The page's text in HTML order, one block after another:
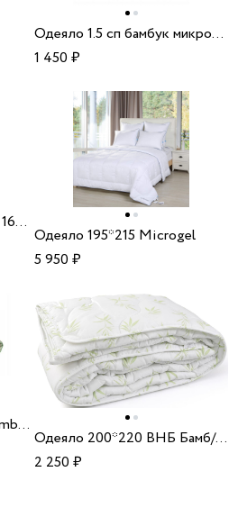
Одеяло 1.5 сп бамбук микрофибра
1 450₽
Одеяло 140*205 Веросса 165169 сатин бамбук
Одеяло 195*215 Microgel
5 950₽
Одеяло 140*205 Леди Bamboo сатин/бамбук
Одеяло 200*220 ВНБ Бамб/ХБ 150 33
2 250₽